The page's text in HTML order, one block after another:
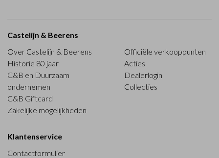
Castelijn & Beerens
Over Castelijn & Beerens
Historie 80 jaar
C&B en Duurzaam
ondernemen
C&B Giftcard
Zakelijke mogelijkheden
Officiële verkooppunten
Acties
Dealerlogin
Collecties
Klantenservice
Contactformulier